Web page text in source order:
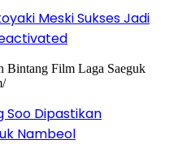
Meski Sukses Jadi
Soo Dipastikan
Nambeol